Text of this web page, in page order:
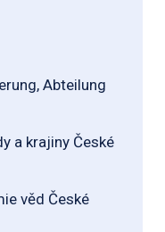
Abteilung
a krajiny České
věd České